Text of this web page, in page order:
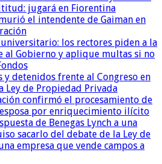
jugará en Fiorentina
el intendente de Gaiman en
universitario: los rectores piden a la
al Gobierno y aplique multas si no
y detenidos frente al Congreso en
Ley de Propiedad Privada
confirmó el procesamiento de
esposa por enriquecimiento ilícito
de Benegas Lynch a una
sacarlo del debate de la Ley de
empresa que vende campos a